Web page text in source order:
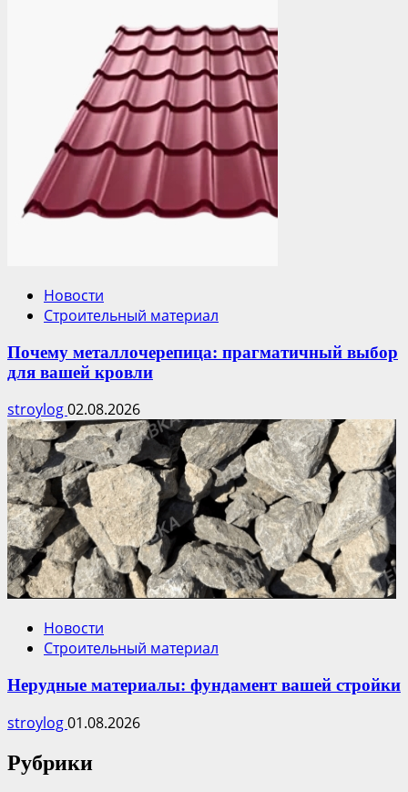
Новости
Строительный материал
Почему металлочерепица: прагматичный выбор
для вашей кровли
stroylog02.08.2026
Новости
Строительный материал
Нерудные материалы: фундамент вашей стройки
stroylog01.08.2026
Рубрики